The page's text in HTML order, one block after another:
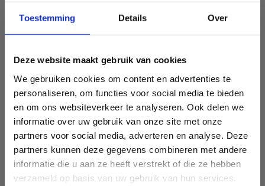
Toestemming Details Over
Deze website maakt gebruik van cookies
We gebruiken cookies om content en advertenties te
personaliseren, om functies voor social media te bieden
en om ons websiteverkeer te analyseren. Ook delen we
informatie over uw gebruik van onze site met onze
partners voor social media, adverteren en analyse. Deze
partners kunnen deze gegevens combineren met andere
informatie die u aan ze heeft verstrekt of die ze hebben
verzameld op basis van uw gebruik van hun services.